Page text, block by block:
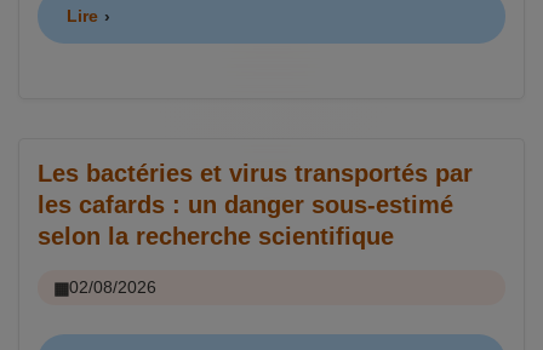
Lire
Les bactéries et virus transportés par
les cafards : un danger sous-estimé
selon la recherche scientifique
02/08/2026